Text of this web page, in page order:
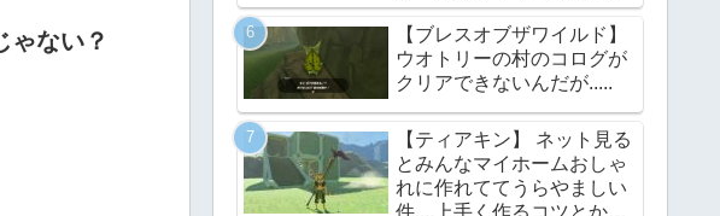
ゃない？
【ブレスオブザワイルド】
ウオトリーの村のコログが
クリアできないんだが.....
【ティアキン】 ネット見る
とみんなマイホームおしゃ
れに作れててうらやましい